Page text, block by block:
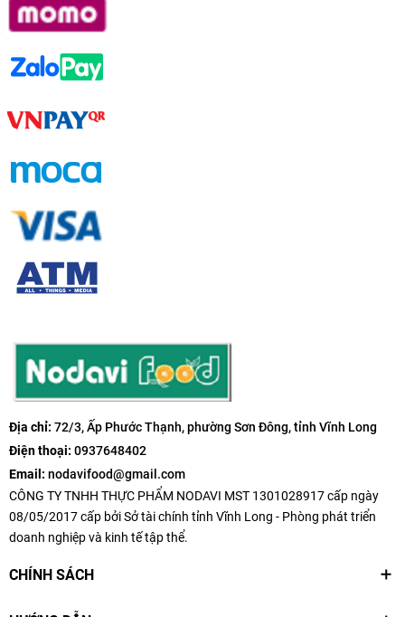
Địa chỉ: 72/3, Ấp Phước Thạnh, phường Sơn Đông, tỉnh Vĩnh Long
Điện thoại: 0937648402
Email: nodavifood@gmail.com
CÔNG TY TNHH THỰC PHẨM NODAVI MST 1301028917 cấp ngày
08/05/2017 cấp bởi Sở tài chính tỉnh Vĩnh Long - Phòng phát triển
doanh nghiệp và kinh tế tập thể.
CHÍNH SÁCH